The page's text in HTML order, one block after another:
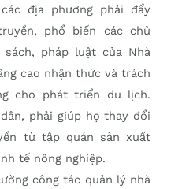
địa phương phải đẩy
phổ biến các chủ
pháp luật của Nhà
cao nhận thức và trách
cho phát triển du lịch.
phải giúp họ thay đổi
từ tập quán sản xuất
tế nông nghiệp.
công tác quản lý nhà